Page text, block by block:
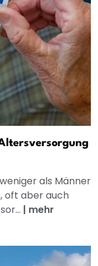
als Männer
oft aber auch
| mehr